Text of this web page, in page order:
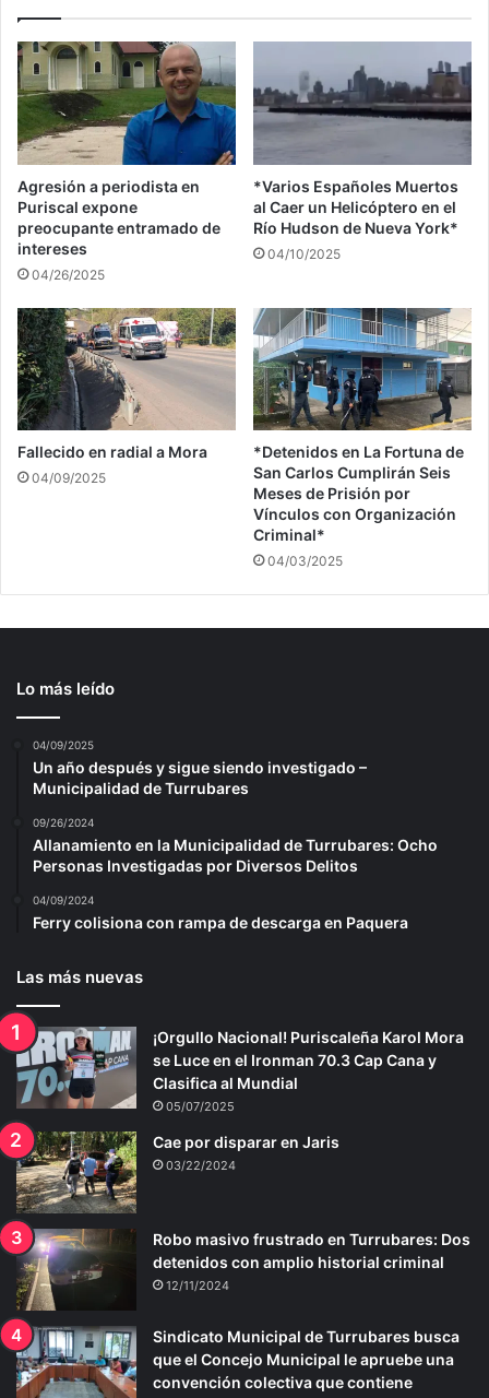
Agresión a periodista en
Puriscal expone
preocupante entramado de
intereses
04/26/2025
*Varios Españoles Muertos
al Caer un Helicóptero en el
Río Hudson de Nueva York*
04/10/2025
Fallecido en radial a Mora
04/09/2025
*Detenidos en La Fortuna de
San Carlos Cumplirán Seis
Meses de Prisión por
Vínculos con Organización
Criminal*
04/03/2025
Lo más leído
04/09/2025
Un año después y sigue siendo investigado –
Municipalidad de Turrubares
09/26/2024
Allanamiento en la Municipalidad de Turrubares: Ocho
Personas Investigadas por Diversos Delitos
04/09/2024
Ferry colisiona con rampa de descarga en Paquera
Las más nuevas
¡Orgullo Nacional! Puriscaleña Karol Mora
se Luce en el Ironman 70.3 Cap Cana y
Clasifica al Mundial
05/07/2025
Cae por disparar en Jaris
03/22/2024
Robo masivo frustrado en Turrubares: Dos
detenidos con amplio historial criminal
12/11/2024
Sindicato Municipal de Turrubares busca
que el Concejo Municipal le apruebe una
convención colectiva que contiene